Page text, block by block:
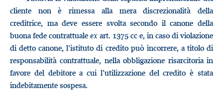
cliente non è rimessa alla mera discrezionalità della
creditrice, ma deve essere svolta secondo il canone della
buona fede contrattuale ex art. 1375 cc e, in caso di violazione
di detto canone, l’istituto di credito può incorrere, a titolo di
responsabilità contrattuale, nella obbligazione risarcitoria in
favore del debitore a cui l’utilizzazione del credito è stata
indebitamente sospesa.